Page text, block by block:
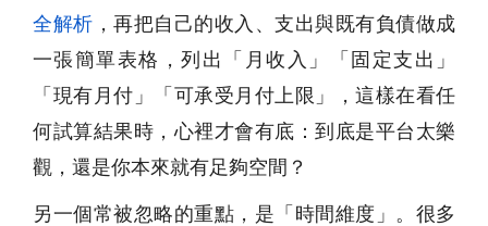
全解析 ，再把自己的收入、支出與既有負債做成
一張簡單表格，列出「月收入」「固定支出」
「現有月付」「可承受月付上限」，這樣在看任
何試算結果時，心裡才會有底：到底是平台太樂
觀，還是你本來就有足夠空間？
另一個常被忽略的重點，是「時間維度」。很多